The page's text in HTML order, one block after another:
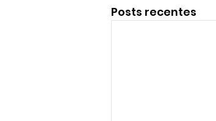
Posts recentes